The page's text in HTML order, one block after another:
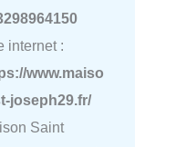
internet :
www.maiso
joseph29.fr/
Saint